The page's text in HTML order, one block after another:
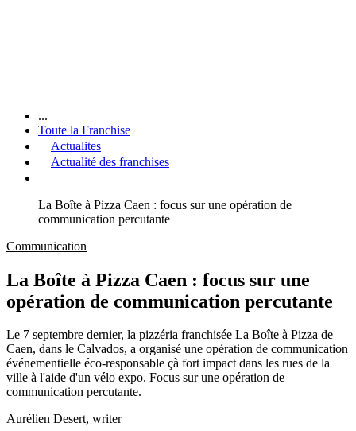
...
Toute la Franchise
Actualites
Actualité des franchises
La Boîte à Pizza Caen : focus sur une opération de
communication percutante
Communication
La Boîte à Pizza Caen : focus sur une
opération de communication percutante
Le 7 septembre dernier, la pizzéria franchisée La Boîte à Pizza de
Caen, dans le Calvados, a organisé une opération de communication
événementielle éco-responsable çà fort impact dans les rues de la
ville à l'aide d'un vélo expo. Focus sur une opération de
communication percutante.
Aurélien Desert, writer